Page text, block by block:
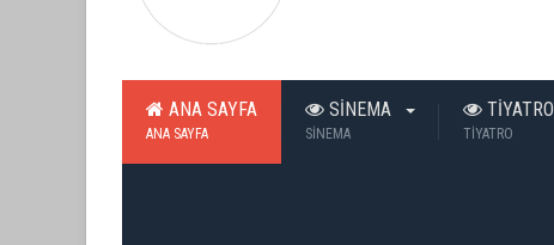
ANA SAYFA
ANA SAYFA
SİNEMA
SİNEMA
TİYATRO
TİYATRO